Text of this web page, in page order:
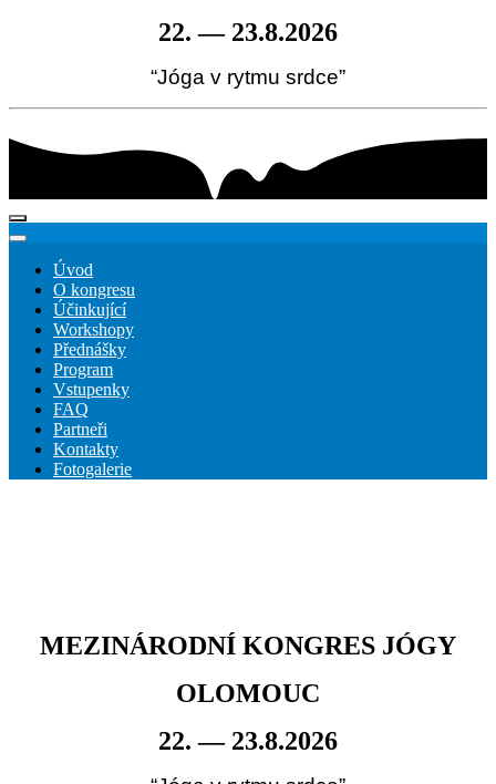
22. — 23.8.2026
“Jóga v rytmu srdce”
Úvod
O kongresu
Účinkující
Workshopy
Přednášky
Program
Vstupenky
FAQ
Partneři
Kontakty
Fotogalerie
MEZINÁRODNÍ KONGRES JÓGY
OLOMOUC
22. — 23.8.2026